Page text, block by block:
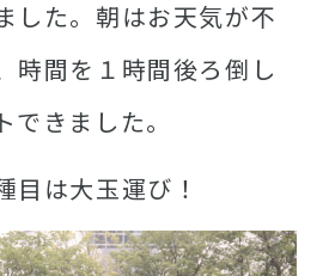
した。朝はお天気が不
時間を１時間後ろ倒し
できました。
目は大玉運び！